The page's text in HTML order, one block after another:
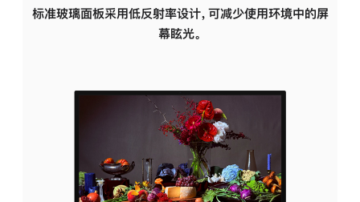
标准玻璃面板采用低反射率设计，可减少使用环境中的屏
幕眩光。